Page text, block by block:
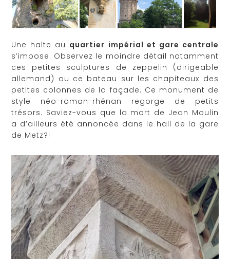
Une halte au quartier impérial et gare centrale
s’impose. Observez le moindre détail notamment
ces petites sculptures de zeppelin (dirigeable
allemand) ou ce bateau sur les chapiteaux des
petites colonnes de la façade. Ce monument de
style néo-roman-rhénan regorge de petits
trésors. Saviez-vous que la mort de Jean Moulin
a d’ailleurs été annoncée dans le hall de la gare
de Metz?!